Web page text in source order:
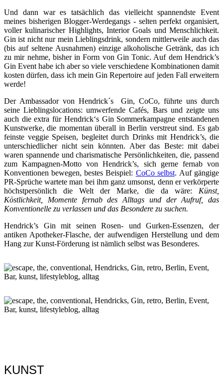
Und dann war es tatsächlich das vielleicht spannendste Event
meines bisherigen Blogger-Werdegangs - selten perfekt organisiert,
voller kulinarischer Highlights, Interior Goals und Menschlichkeit.
Gin ist nicht nur mein Lieblingsdrink, sondern mittlerweile auch das
(bis auf seltene Ausnahmen) einzige alkoholische Getränk, das ich
zu mir nehme, bisher in Form von Gin Tonic. Auf dem Hendrick’s
Gin Event habe ich aber so viele verschiedene Kombinationen damit
kosten dürfen, dass ich mein Gin Repertoire auf jeden Fall erweitern
werde!
Der Ambassador von Hendrick´s Gin, CoCo, führte uns durch
seine Lieblingslocations: umwerfende Cafés, Bars und zeigte uns
auch die extra für Hendrick‘s Gin Sommerkampagne entstandenen
Kunstwerke, die momentan überall in Berlin verstreut sind. Es gab
feinste veggie Speisen, begleitet durch Drinks mit Hendrick’s, die
unterschiedlicher nicht sein könnten. Aber das Beste: mit dabei
waren spannende und charismatische Persönlichkeiten, die, passend
zum Kampagnen-Motto von Hendrick’s, sich gerne fernab von
Konventionen bewegen, bestes Beispiel: CoCo selbst. Auf gängige
PR-Sprüche wartete man bei ihm ganz umsonst, denn er verkörperte
höchstpersönlich die Welt der Marke, die da wäre: Künst,
Köstlichkeit, Momente fernab des Alltags und der Aufruf, das
Konventionelle zu verlassen und das Besondere zu suchen.
Hendrick’s Gin mit seinen Rosen- und Gurken-Essenzen, der
antiken Apotheker-Flasche, der aufwendigen Herstellung und dem
Hang zur Kunst-Förderung ist nämlich selbst was Besonderes.
KUNST